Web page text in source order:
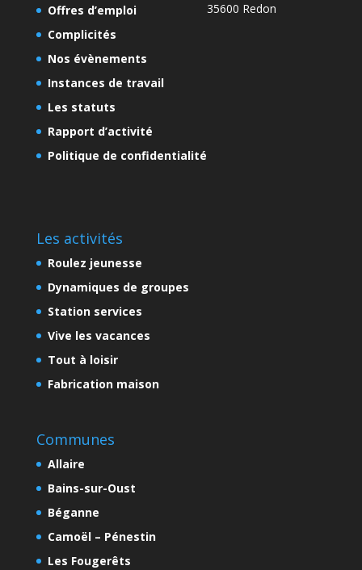
Offres d’emploi
Complicités
Nos évènements
Instances de travail
Les statuts
Rapport d’activité
Politique de confidentialité
35600 Redon
Les activités
Roulez jeunesse
Dynamiques de groupes
Station services
Vive les vacances
Tout à loisir
Fabrication maison
Communes
Allaire
Bains-sur-Oust
Béganne
Camoël – Pénestin
Les Fougerêts